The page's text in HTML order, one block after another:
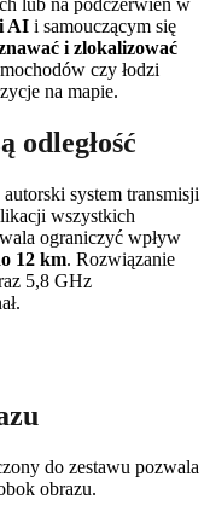
AI i samouczącym się
i zlokalizować
czy łodzi
na mapie.
odległość
system transmisji
wszystkich
ograniczyć wpływ
12 km. Rozwiązanie
5,8 GHz
do zestawu pozwala
obrazu.